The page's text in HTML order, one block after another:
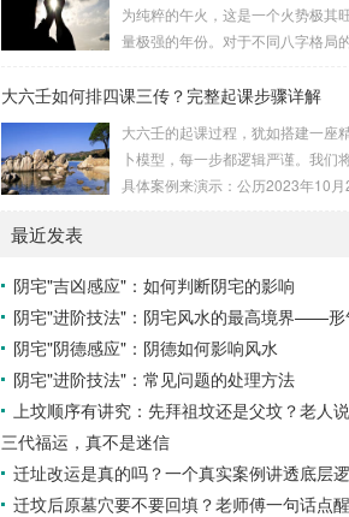
同行，...
速喜：位于中指指尖，属火，朱雀，
3、6、9，吉。赤口：位于无名指指
无名指根部，属木，六合，主数5、
吉。空亡：位于中指根部，属土，
为纯粹的午火，这是一个火势极其
量极强的年份。对于不同八字格局
会如鱼得水，运势冲天；而有些人则
与需求八字讲究五行平衡与“喜用神
神就是那个能对你的命局起到最好
助作用的五行。2026年丙午，是火
天降神助，运势自然一飞冲天。八字
中“忌火”的人...
大六壬如何排四课三传？完整起课步骤详解
大六壬的起课过程，犹如搭建一座
卜模型，每一步都逻辑严谨。我们
具体案例来演示：公历2023年10
体现状的基石。三传：事物发展、演
个核心过程（发用、移易、归计）
演事态发展的主线。你需要：一张空
地盘（内含十二地支）、月将、当天
传”之母，此步必须精准。1. 定月将
盘”的...
最近发表
阴宅"吉凶感应"：如何判断阴宅的影响
阴宅"进阶技法"：阴宅风水的最高境界——形
阴宅"阴德感应"：阴德如何影响风水
阴宅"进阶技法"：常见问题的处理方法
上坟顺序有讲究：先拜祖坟还是父坟？老人
三代福运，真不是迷信
迁址改运是真的吗？一个真实案例讲透底层
迁坟后原墓穴要不要回填？老师傅一句话点